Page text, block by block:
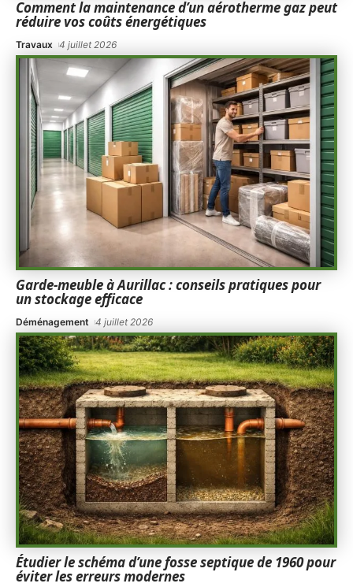
Comment la maintenance d’un aérotherme gaz peut
réduire vos coûts énergétiques
Travaux 4 juillet 2026
Garde-meuble à Aurillac : conseils pratiques pour
un stockage efficace
Déménagement 4 juillet 2026
Étudier le schéma d’une fosse septique de 1960 pour
éviter les erreurs modernes